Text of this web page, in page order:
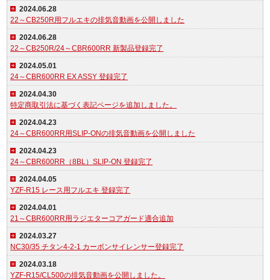
2024.06.28
22～CB250R用フルエキの排気音動画を公開しました
2024.06.28
22～CB250R/24～CBR600RR 新製品登録完了
2024.05.01
24～CBR600RR EX ASSY 登録完了
2024.04.30
特定商取引法に基づく表記ページを追加しました。
2024.04.23
24～CBR600RR用SLIP-ONの排気音動画を公開しました
2024.04.23
24～CBR600RR（8BL）SLIP-ON 登録完了
2024.04.05
YZF-R15 レース用フルエキ 登録完了
2024.04.01
21～CBR600RR用ラジエターコアガード適合追加
2024.03.27
NC30/35 チタン4-2-1 カーボンサイレンサー登録完了
2024.03.18
YZF-R15/CL500の排気音動画を公開しました。